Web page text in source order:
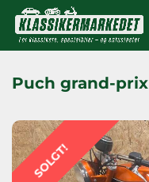
Puch grand-prix
SOLGT!